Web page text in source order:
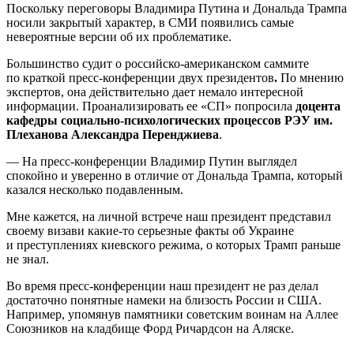
Поскольку переговоры Владимира Путина и Дональда Трампа
носили закрытый характер, в СМИ появились самые
невероятные версии об их проблематике.
Большинство судит о российско-американском саммите
по краткой пресс-конференции двух президентов. По мнению
экспертов, она действительно дает немало интересной
информации. Проанализировать ее «СП» попросила доцента
кафедры социально-психологических процессов РЭУ им.
Плеханова Александра Перенджиева.
— На пресс-конференции Владимир Путин выглядел
спокойно и уверенно в отличие от Дональда Трампа, который
казался несколько подавленным.
Мне кажется, на личной встрече наш президент представил
своему визави какие-то серьезные факты об Украине
и преступлениях киевского режима, о которых Трамп раньше
не знал.
Во время пресс-конференции наш президент не раз делал
достаточно понятные намеки на близость России и США.
Например, упомянув памятники советским воинам на Аллее
Союзников на кладбище Форд Ричардсон на Аляске.